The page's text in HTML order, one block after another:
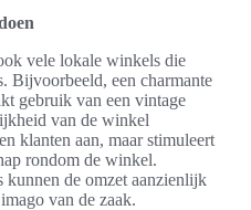
vele lokale winkels die
Bijvoorbeeld, een charmante
gebruik van een vintage
van de winkel
klanten aan, maar stimuleert
rondom de winkel.
kunnen de omzet aanzienlijk
van de zaak.